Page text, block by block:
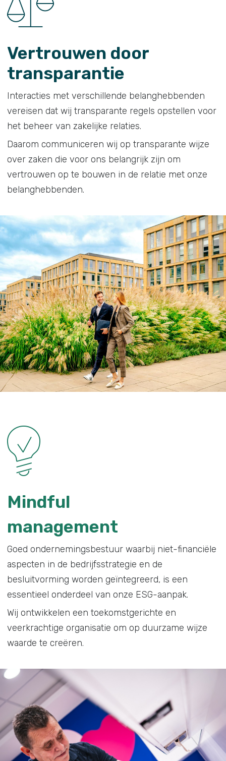
Vertrouwen door
transparantie
Interacties met verschillende belanghebbenden
vereisen dat wij transparante regels opstellen voor
het beheer van zakelijke relaties.
Daarom communiceren wij op transparante wijze
over zaken die voor ons belangrijk zijn om
vertrouwen op te bouwen in de relatie met onze
belanghebbenden.
Mindful
management
Goed ondernemingsbestuur waarbij niet-financiële
aspecten in de bedrijfsstrategie en de
besluitvorming worden geïntegreerd, is een
essentieel onderdeel van onze ESG-aanpak.
Wij ontwikkelen een toekomstgerichte en
veerkrachtige organisatie om op duurzame wijze
waarde te creëren.